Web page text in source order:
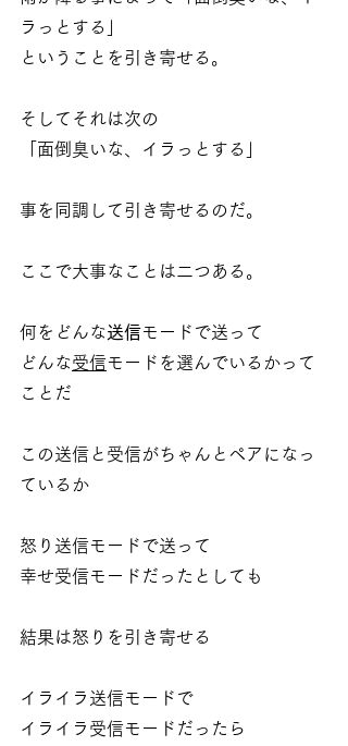
ラっとする」
ということを引き寄せる。
そしてそれは次の
「面倒臭いな、イラっとする」
事を同調して引き寄せるのだ。
ここで大事なことは二つある。
何をどんな送信モードで送って
どんな受信モードを選んでいるかって
ことだ
この送信と受信がちゃんとペアになっ
ているか
怒り送信モードで送って
幸せ受信モードだったとしても
結果は怒りを引き寄せる
イライラ送信モードで
イライラ受信モードだったら